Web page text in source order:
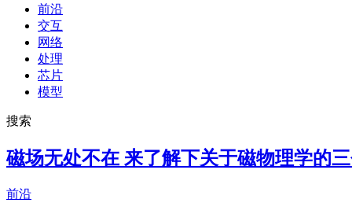
前沿
交互
网络
处理
芯片
模型
搜索
磁场无处不在 来了解下关于磁物理学的
前沿